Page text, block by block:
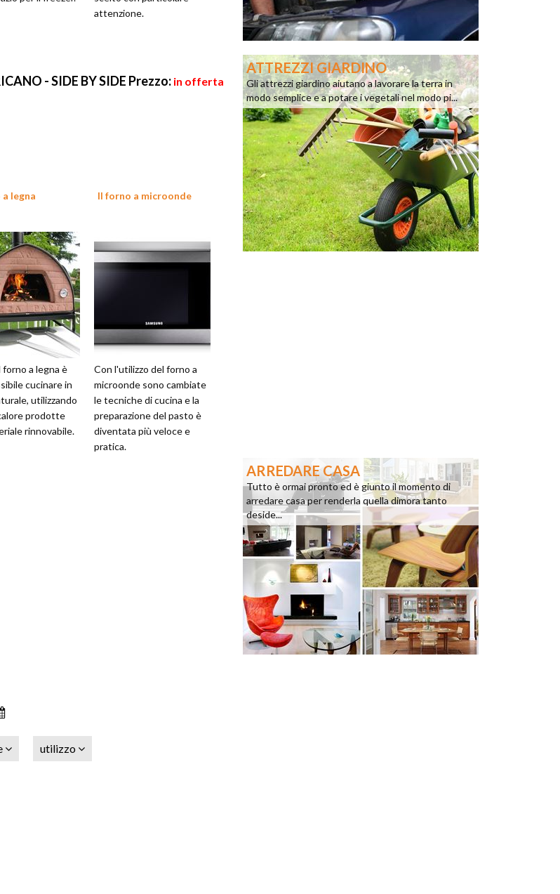
attenzione.
- SIDE BY SIDE Prezzo: in offerta
legna
forno a legna è
cucinare in
utilizzando
prodotte
rinnovabile.
Il forno a microonde
Con l'utilizzo del forno a
microonde sono cambiate
le tecniche di cucina e la
preparazione del pasto è
diventata più veloce e
pratica.
utilizzo
ATTREZZI GIARDINO
Gli attrezzi giardino aiutano a lavorare la terra in
modo semplice e a potare i vegetali nel modo pi...
ARREDARE CASA
Tutto è ormai pronto ed è giunto il momento di
arredare casa per renderla quella dimora tanto
deside...